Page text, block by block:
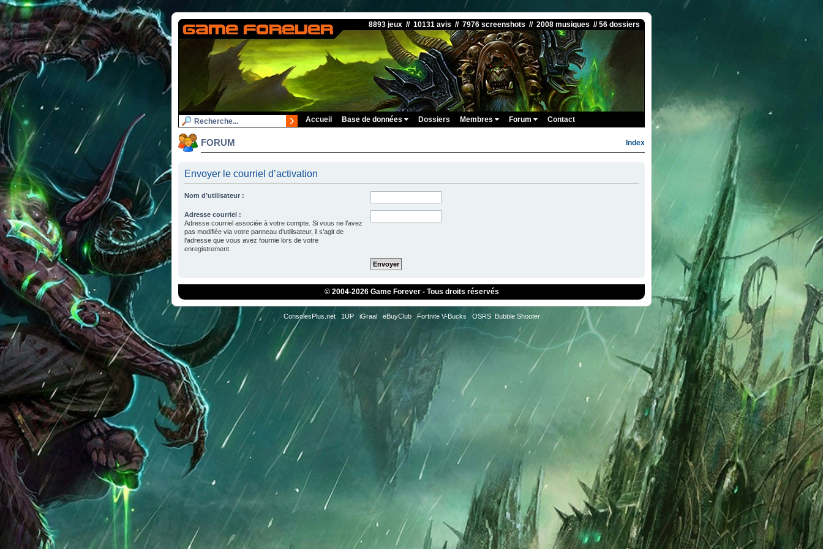
8893 jeux // 10131 avis // 7976 screenshots // 2008 musiques // 56 dossiers
Accueil Base de données Dossiers Membres Forum Contact
FORUM Index
Envoyer le courriel d’activation
Nom d’utilisateur :
Adresse courriel :
Adresse courriel associée à votre compte. Si vous ne l’avez
pas modifiée via votre panneau d’utilisateur, il s’agit de
l’adresse que vous avez fournie lors de votre
enregistrement.
© 2004-2026 Game Forever - Tous droits réservés
ConsolesPlus.net 1UP iGraal eBuyClub Fortnite V-Bucks OSRS Bubble Shooter